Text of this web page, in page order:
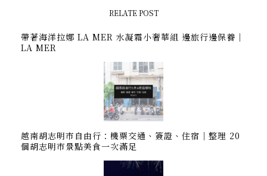
RELATE POST
帶著海洋拉娜 LA MER 水凝霜小奢華組 邊旅行邊保養｜
LA MER
越南胡志明市自由行：機票交通、簽證、住宿｜整理 20
個胡志明市景點美食一次滿足